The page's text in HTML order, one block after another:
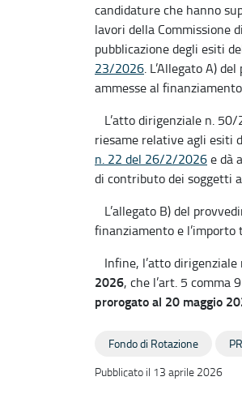
candidature che hanno
lavori della Commissione
pubblicazione degli esiti
23/2026. L’Allegato A)
ammesse al
L’atto dirigenziale n.
riesame relative agli esiti
n. 22 del 26/2/2026e dà
di contributo dei soggetti
L’allegato B) del
finanziamento e l’importo
Infine, l’atto
2026, che l’art. 5 comma
prorogato al 20 maggio
Fondo di Rotazione
Pubblicato il 13 aprile 2026